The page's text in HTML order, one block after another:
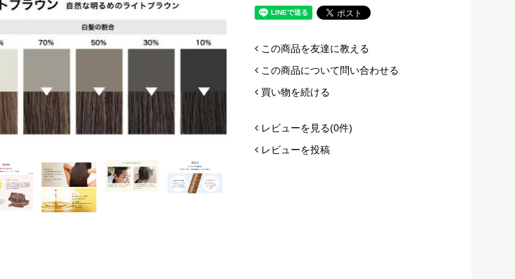
この商品を友達に教える
この商品について問い合わせる
買い物を続ける
レビューを見る(0件)
レビューを投稿